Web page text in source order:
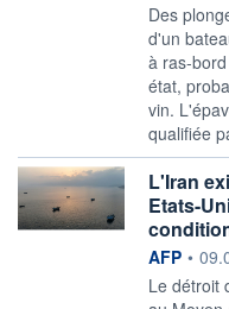
Des
d'un
à ras-
état,
vin.
qualifiée
L'Iran
Etats-
AFP •
Le détroit